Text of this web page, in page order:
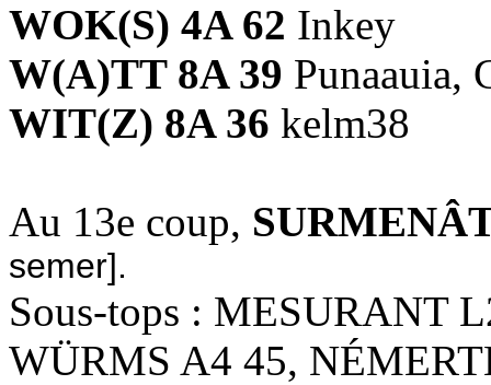
WOK(S) 4A 62 Inkey
W(A)TT 8A 39 Punaauia,
WIT(Z) 8A 36 kelm38
Au 13e coup,
semer].
Sous-tops : MESURANT
WÜRMS A4 45,